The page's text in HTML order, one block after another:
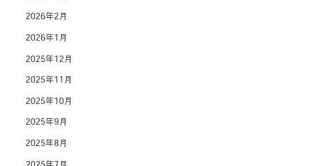
2026年2月
2026年1月
2025年12月
2025年11月
2025年10月
2025年9月
2025年8月
2025年7月